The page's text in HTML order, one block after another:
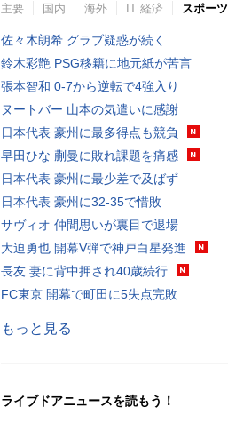
主要 国内 海外 IT 経済 スポーツ
佐々木朗希 グラブ疑惑が続く
鈴木彩艶 PSG移籍に地元紙が苦言
張本智和 0-7から逆転で4強入り
ヌートバー 山本の気遣いに感謝
日本代表 豪州に最多得点も競負
早田ひな 蒯曼に敗れ課題を痛感
日本代表 豪州に最少差で及ばず
日本代表 豪州に32-35で惜敗
サヴィオ 仲間思いが裏目で退場
大迫勇也 開幕V弾で神戸白星発進
長友 妻に背中押され40歳続行
FC東京 開幕で町田に5失点完敗
もっと見る
ライブドアニュースを読もう！